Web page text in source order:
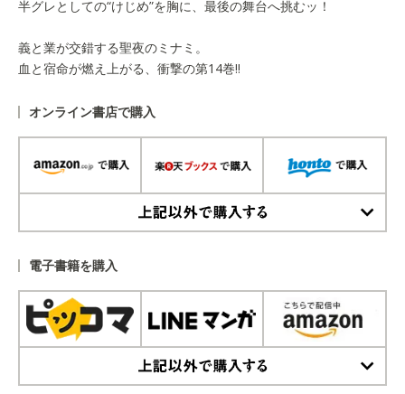
半グレとしての“けじめ”を胸に、最後の舞台へ挑むッ！
義と業が交錯する聖夜のミナミ。
血と宿命が燃え上がる、衝撃の第14巻!!
オンライン書店で購入
電子書籍を購入